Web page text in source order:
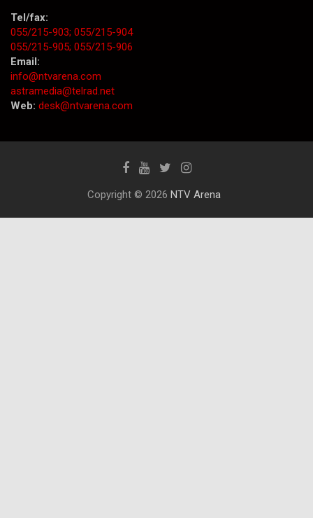
Tel/fax:
055/215-903; 055/215-904
055/215-905; 055/215-906
Email:
info@ntvarena.com
astramedia@telrad.net
Web: desk@ntvarena.com
Copyright © 2026 NTV Arena